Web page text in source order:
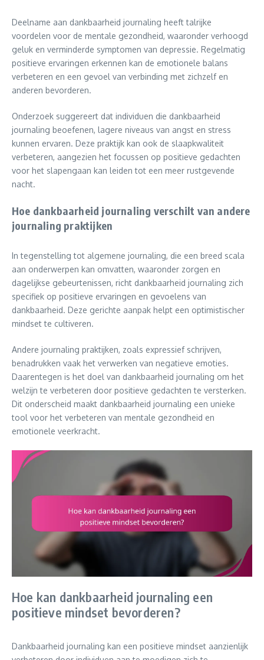
Deelname aan dankbaarheid journaling heeft talrijke
voordelen voor de mentale gezondheid, waaronder verhoogd
geluk en verminderde symptomen van depressie. Regelmatig
positieve ervaringen erkennen kan de emotionele balans
verbeteren en een gevoel van verbinding met zichzelf en
anderen bevorderen.
Onderzoek suggereert dat individuen die dankbaarheid
journaling beoefenen, lagere niveaus van angst en stress
kunnen ervaren. Deze praktijk kan ook de slaapkwaliteit
verbeteren, aangezien het focussen op positieve gedachten
voor het slapengaan kan leiden tot een meer rustgevende
nacht.
Hoe dankbaarheid journaling verschilt van andere
journaling praktijken
In tegenstelling tot algemene journaling, die een breed scala
aan onderwerpen kan omvatten, waaronder zorgen en
dagelijkse gebeurtenissen, richt dankbaarheid journaling zich
specifiek op positieve ervaringen en gevoelens van
dankbaarheid. Deze gerichte aanpak helpt een optimistischer
mindset te cultiveren.
Andere journaling praktijken, zoals expressief schrijven,
benadrukken vaak het verwerken van negatieve emoties.
Daarentegen is het doel van dankbaarheid journaling om het
welzijn te verbeteren door positieve gedachten te versterken.
Dit onderscheid maakt dankbaarheid journaling een unieke
tool voor het verbeteren van mentale gezondheid en
emotionele veerkracht.
Hoe kan dankbaarheid journaling een
positieve mindset bevorderen?
Dankbaarheid journaling kan een positieve mindset aanzienlijk